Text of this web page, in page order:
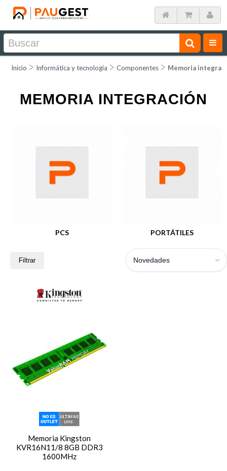
Inicio Informática y tecnología Componentes Memoria
MEMORIA INTEGRACIÓN
PCS PORTÁTILES
Filtrar Novedades
Memoria Kingston
KVR16N11/8 8GB DDR3
1600MHz